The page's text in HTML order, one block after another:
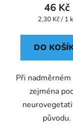
46 Kč
Měrná
2,30 Kč / 1
DO
Při nadměrném
zejména
původu.